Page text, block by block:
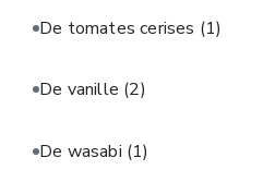
De tomates cerises (1)
De vanille (2)
De wasabi (1)